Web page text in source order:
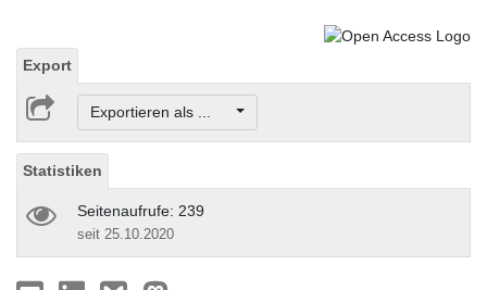
Export
Exportieren als ...
Statistiken
Seitenaufrufe: 239
seit 25.10.2020